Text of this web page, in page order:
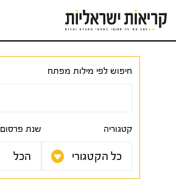
לתוכן
חיפוש לפי מילות מפתח
קטגוריה שנת פרסום